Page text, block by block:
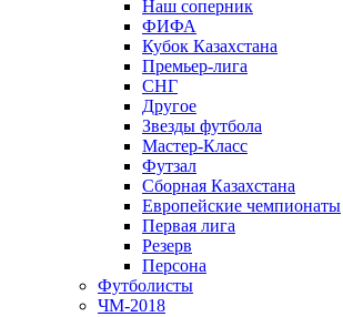
Наш соперник
ФИФА
Кубок Казахстана
Премьер-лига
СНГ
Другое
Звезды футбола
Мастер-Класс
Футзал
Сборная Казахстана
Европейские чемпионаты
Первая лига
Резерв
Персона
Футболисты
ЧМ-2018